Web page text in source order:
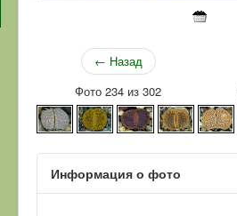
← Назад
Фото 234 из 302
Информация о фото